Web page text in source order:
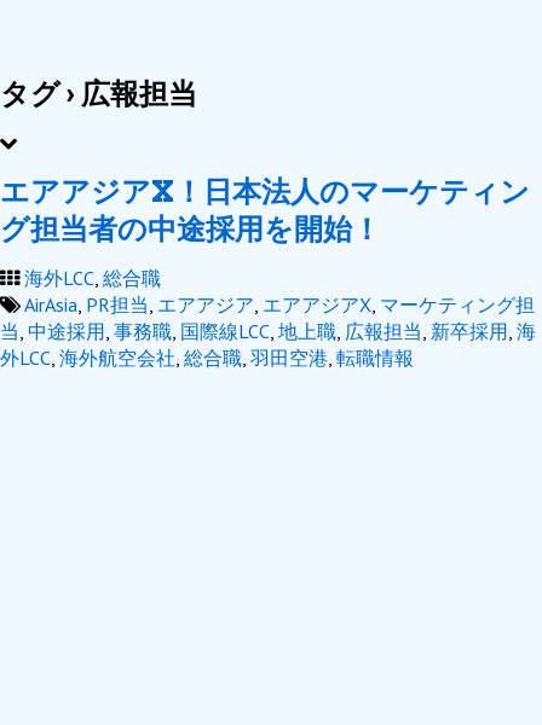
タグ › 広報担当
エアアジアX！日本法人のマーケティン
グ担当者の中途採用を開始！
海外LCC, 総合職
AirAsia, PR担当, エアアジア, エアアジアX, マーケティング担
当, 中途採用, 事務職, 国際線LCC, 地上職, 広報担当, 新卒採用, 海
外LCC, 海外航空会社, 総合職, 羽田空港, 転職情報